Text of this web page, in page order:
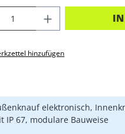
ANZAHL:
hinzufügen
elektronisch,
IP 67, modulare Bauweise